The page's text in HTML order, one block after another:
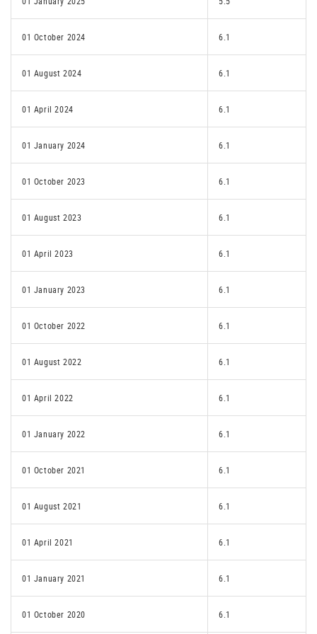
01 October 2024 6.1
01 August 2024 6.1
01 April 2024 6.1
01 January 2024 6.1
01 October 2023 6.1
01 August 2023 6.1
01 April 2023 6.1
01 January 2023 6.1
01 October 2022 6.1
01 August 2022 6.1
01 April 2022 6.1
01 January 2022 6.1
01 October 2021 6.1
01 August 2021 6.1
01 April 2021 6.1
01 January 2021 6.1
01 October 2020 6.1